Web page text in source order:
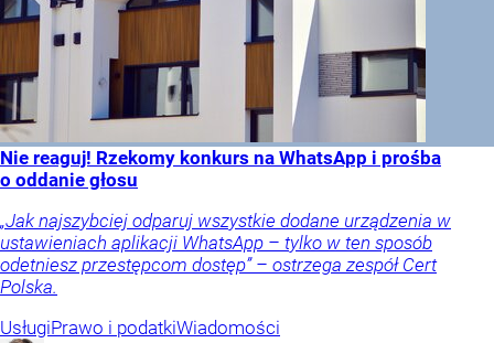
Nie reaguj! Rzekomy konkurs na WhatsApp i prośba
o oddanie głosu
„Jak najszybciej odparuj wszystkie dodane urządzenia w
ustawieniach aplikacji WhatsApp – tylko w ten sposób
odetniesz przestępcom dostęp” – ostrzega zespół Cert
Polska.
UsługiPrawo i podatkiWiadomości